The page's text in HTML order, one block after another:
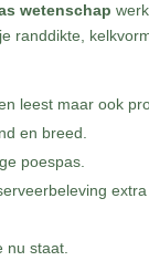
wetenschap
randdikte,
leest maar ook
en breed.
poespas.
extra
nu staat.